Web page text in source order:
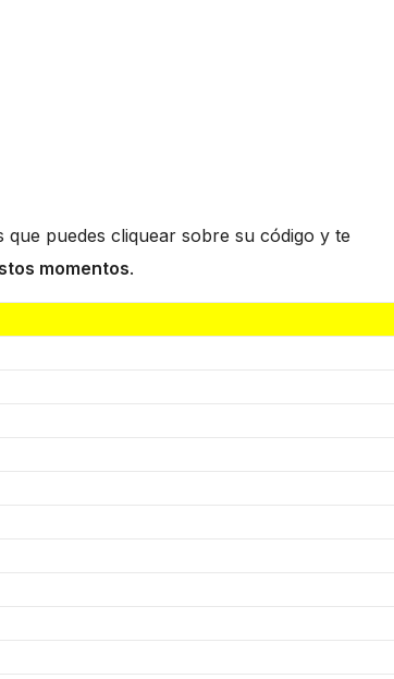
que puedes cliquear sobre su código y te
momentos.